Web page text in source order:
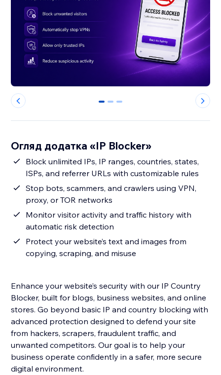
0 1 2
Огляд додатка «IP Blocker»
Block unlimited IPs, IP ranges, countries, states,
ISPs, and referrer URLs with customizable rules
Stop bots, scammers, and crawlers using VPN,
proxy, or TOR networks
Monitor visitor activity and traffic history with
automatic risk detection
Protect your website’s text and images from
copying, scraping, and misuse
Enhance your website’s security with our IP Country
Blocker, built for blogs, business websites, and online
stores. Go beyond basic IP and country blocking with
advanced protection designed to defend your site
from hackers, scrapers, fraudulent traffic, and
unwanted competitors. Our goal is to help your
business operate confidently in a safer, more secure
digital environment.